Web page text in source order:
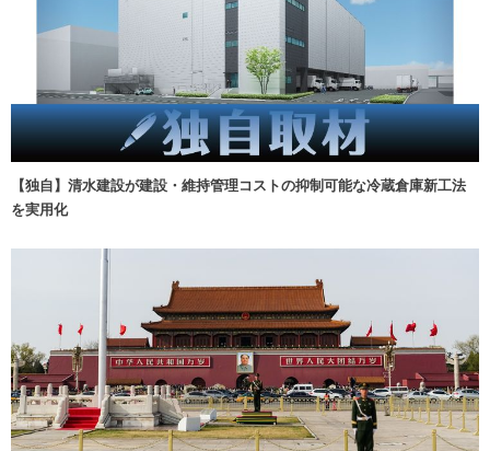
【独自】清水建設が建設・維持管理コストの抑制可能な冷蔵倉庫新工法
を実用化